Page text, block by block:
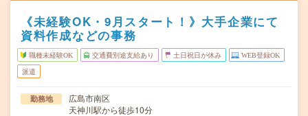
《未経験OK・9月スタート！》大手企業にて
資料作成などの事務
職種未経験OK 交通費別途支給あり 土日祝日が休み WEB登録OK
派遣
勤務地
広島市南区
天神川駅から徒歩10分